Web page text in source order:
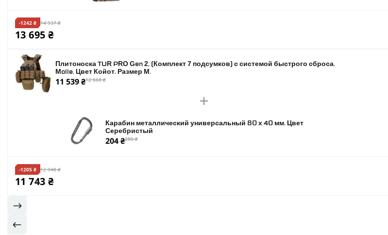
-1242 ₴ 14 937 ₴
13 695 ₴
Плитоноска TUR PRO Gen 2, (Комплект 7 подсумков) с системой быстрого сброса.
Molle. Цвет Койот. Размер M.
11 539 ₴12 668 ₴
Карабин металлический универсальный 80 х 40 мм. Цвет
Серебристый
204 ₴280 ₴
-1205 ₴ 12 948 ₴
11 743 ₴